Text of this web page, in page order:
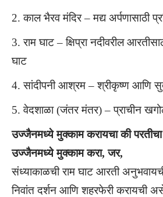
काल भैरव मंदिर – मद्य अर्पणासाठी
राम घाट – क्षिप्रा नदीवरील
घाट
सांदीपनी आश्रम – श्रीकृष्ण आणि
वेदशाळा (जंतर मंतर) – प्राचीन
उज्जैनमध्ये मुक्काम करायचा की
उज्जैनमध्ये मुक्काम करा, जर,
संध्याकाळची राम घाट आरती
निवांत दर्शन आणि शहरफेरी करायची